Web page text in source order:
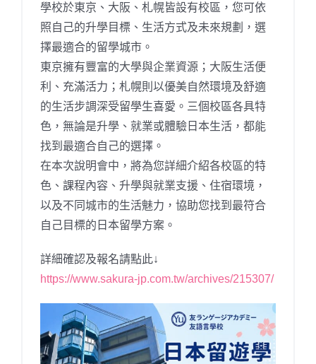
學校於東京、大阪、札幌皆設有校區，您可依
照自己的升學目標、生活方式及未來規劃，選
擇最適合的留學城市。
東京擁有豐富的大學與企業資源；大阪生活便
利、充滿活力；札幌則以優美自然環境及舒適
的生活步調深受留學生喜愛。三個校區各具特
色，無論是升學、就業或體驗日本生活，都能
找到最適合自己的選擇。
在本次說明會中，將為您詳細介紹各校區的特
色、課程內容、升學與就業支援、住宿環境，
以及不同城市的生活魅力，協助您找到最符合
自己目標的日本留學方案。
詳細確認及報名請點此↓
https://www.sakura-jp.com.tw/archives/215307/